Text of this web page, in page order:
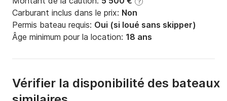
Carburant inclus dans le prix: Non
Permis bateau requis: Oui (si loué sans skipper)
Âge minimum pour la location: 18 ans
Vérifier la disponibilité des bateaux